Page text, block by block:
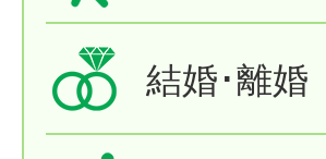
結婚･離婚